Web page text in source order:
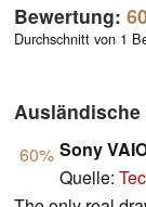
Bewertung:
Durchschnitt von 1
60% Sony
Quelle: